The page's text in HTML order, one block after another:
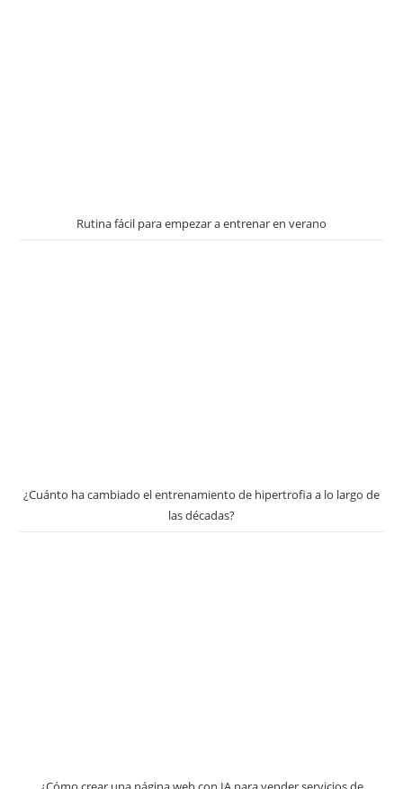
Rutina fácil para empezar a entrenar en verano
¿Cuánto ha cambiado el entrenamiento de hipertrofia a lo largo de
las décadas?